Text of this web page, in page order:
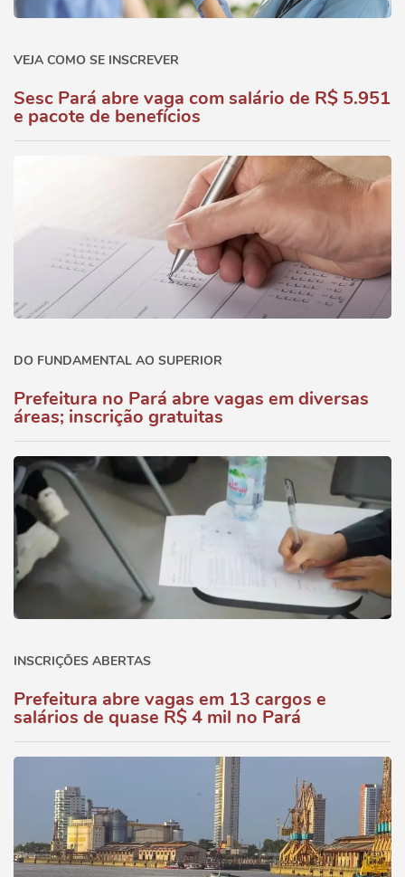
VEJA COMO SE INSCREVER
Sesc Pará abre vaga com salário de R$ 5.951
e pacote de benefícios
DO FUNDAMENTAL AO SUPERIOR
Prefeitura no Pará abre vagas em diversas
áreas; inscrição gratuitas
INSCRIÇÕES ABERTAS
Prefeitura abre vagas em 13 cargos e
salários de quase R$ 4 mil no Pará